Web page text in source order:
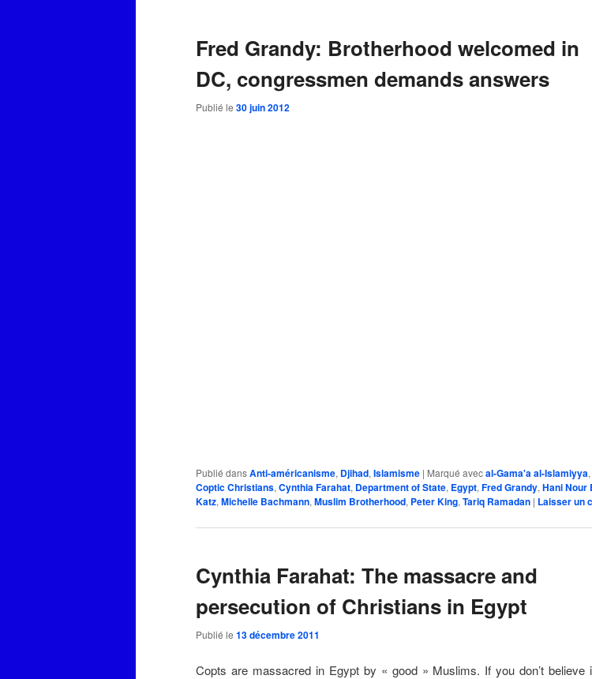
Fred Grandy: Brotherhood welcomed in
DC, congressmen demands answers
Publié le 30 juin 2012
Publié dansAnti-américanisme, Djihad, Islamisme | Marqué avecal-Gama'a al-Islamiyya,
Coptic Christians, Cynthia Farahat, Department of State, Egypt, Fred Grandy, Hani Nour
Katz, Michelle Bachmann, Muslim Brotherhood, Peter King, Tariq Ramadan | Laisser un
Cynthia Farahat: The massacre and
persecution of Christians in Egypt
Publié le 13 décembre 2011
Copts are massacred in Egypt by « good » Muslims. If you don’t believe